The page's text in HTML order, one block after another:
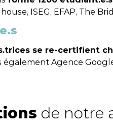
ISEG, EFAP, The
se re-certifient
également Agence
de notre